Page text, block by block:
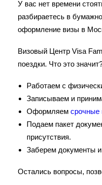
У вас нет времени
разбираетесь в
оформление визы в
Визовый Центр Visa
поездки. Что это
Работаем с
Записываем и
Оформляем срочные
Подаем пакет
присутствия.
Заберем документы
Остались вопросы,